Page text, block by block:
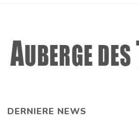
DERNIERE NEWS